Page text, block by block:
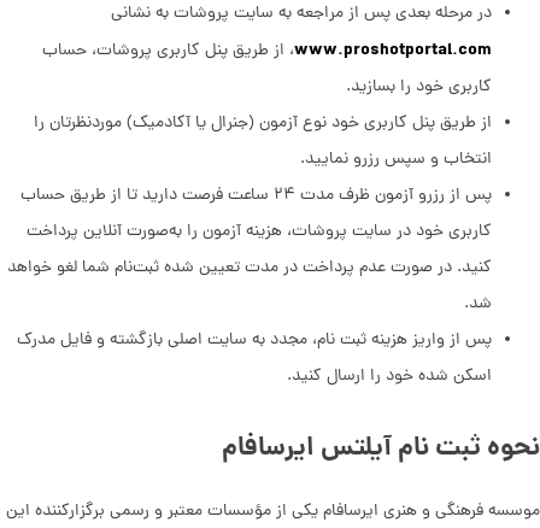
در مرحله بعدی پس از مراجعه به سایت پروشات به نشانی
www.proshotportal.com، از طریق پنل کاربری پروشات، حساب
کاربری خود را بسازید.
از طریق پنل کاربری خود نوع آزمون (جنرال یا آکادمیک) موردنظرتان را
انتخاب و سپس رزرو نمایید.
پس از رزرو آزمون ظرف مدت ۲۴ ساعت فرصت دارید تا از طریق حساب
کاربری خود در سایت پروشات، هزینه آزمون را به‌صورت آنلاین پرداخت
کنید. در صورت عدم پرداخت در مدت تعیین شده ثبت‌نام شما لغو خواهد
شد.
پس از واریز هزینه ثبت نام، مجدد به سایت اصلی بازگشته و فایل مدرک
اسکن شده خود را ارسال کنید.
نحوه ثبت نام آیلتس ایرسافام
موسسه فرهنگی و هنری ایرسافام یکی از مؤسسات معتبر و رسمی برگزارکننده این